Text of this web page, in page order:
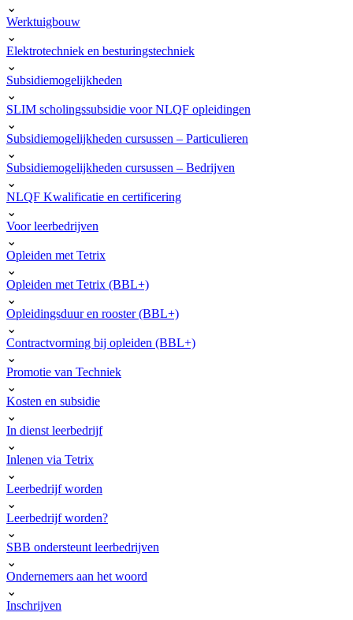
⌄
Werktuigbouw
⌄
Elektrotechniek en besturingstechniek
⌄
Subsidiemogelijkheden
⌄
SLIM scholingssubsidie voor NLQF opleidingen
⌄
Subsidiemogelijkheden cursussen – Particulieren
⌄
Subsidiemogelijkheden cursussen – Bedrijven
⌄
NLQF Kwalificatie en certificering
⌄
Voor leerbedrijven
⌄
Opleiden met Tetrix
⌄
Opleiden met Tetrix (BBL+)
⌄
Opleidingsduur en rooster (BBL+)
⌄
Contractvorming bij opleiden (BBL+)
⌄
Promotie van Techniek
⌄
Kosten en subsidie
⌄
In dienst leerbedrijf
⌄
Inlenen via Tetrix
⌄
Leerbedrijf worden
⌄
Leerbedrijf worden?
⌄
SBB ondersteunt leerbedrijven
⌄
Ondernemers aan het woord
⌄
Inschrijven